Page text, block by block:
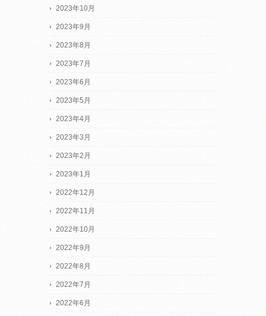
2023年10月
2023年9月
2023年8月
2023年7月
2023年6月
2023年5月
2023年4月
2023年3月
2023年2月
2023年1月
2022年12月
2022年11月
2022年10月
2022年9月
2022年8月
2022年7月
2022年6月